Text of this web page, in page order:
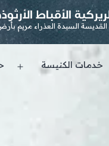
الأقباط
السيدة العذراء مريم
خدمات الكنيسة